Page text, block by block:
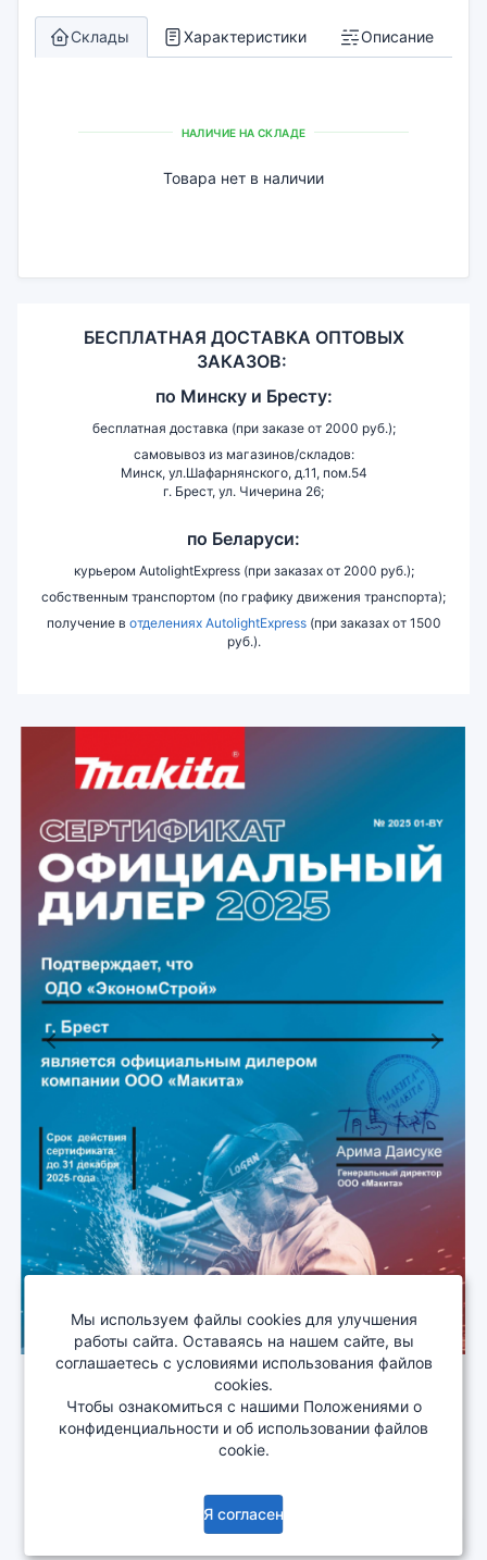
Склады Характеристики Описание
НАЛИЧИЕ НА СКЛАДЕ
Товара нет в наличии
БЕСПЛАТНАЯ ДОСТАВКА ОПТОВЫХ
ЗАКАЗОВ:
по Минску и Бресту:
бесплатная доставка (при заказе от 2000 руб.);
самовывоз из магазинов/складов:
Минск, ул.Шафарнянского, д.11, пом.54
г. Брест, ул. Чичерина 26;
по Беларуси:
курьером AutolightExpress (при заказах от 2000 руб.);
собственным транспортом (по графику движения транспорта);
получение в отделениях AutolightExpress(при заказах от 1500
руб.).
Previous Next
О компании Сотрудничество
Деталировка
Документация
Изменения
reserved.
ver. 3.2.0Нужна помощь?
Мы используем файлы cookies для улучшения
работы сайта. Оставаясь на нашем сайте, вы
соглашаетесь с условиями использования файлов
cookies.
Чтобы ознакомиться с нашими Положениями о
конфиденциальности и об использовании файлов
cookie.
Я согласен